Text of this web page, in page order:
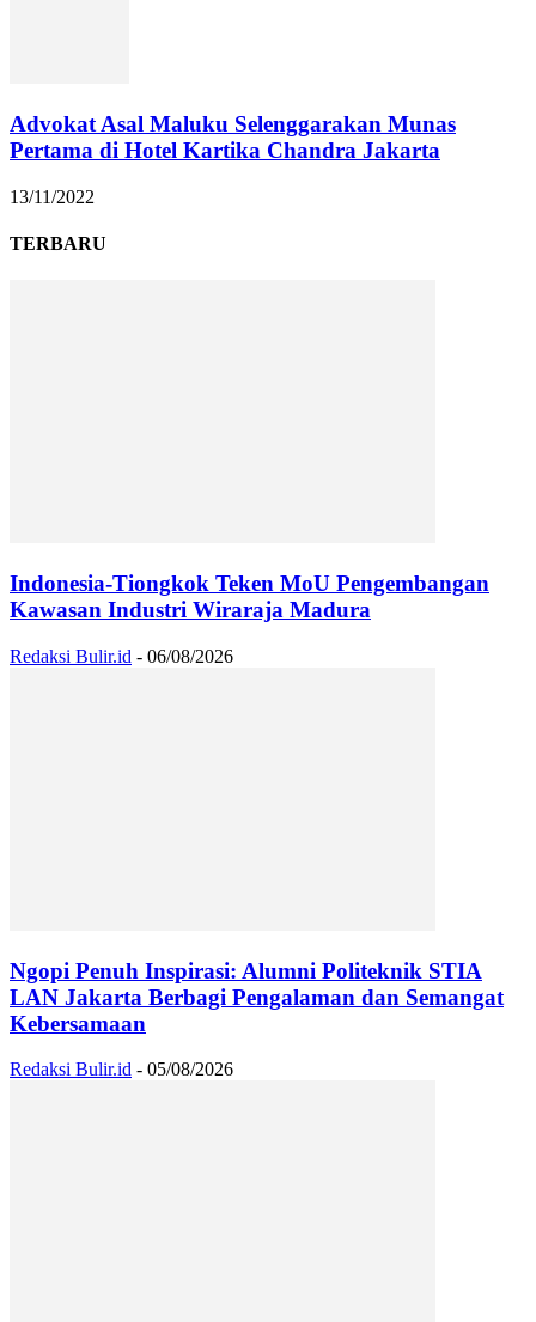
Advokat Asal Maluku Selenggarakan Munas
Pertama di Hotel Kartika Chandra Jakarta
13/11/2022
TERBARU
Indonesia-Tiongkok Teken MoU Pengembangan
Kawasan Industri Wiraraja Madura
Redaksi Bulir.id - 06/08/2026
Ngopi Penuh Inspirasi: Alumni Politeknik STIA
LAN Jakarta Berbagi Pengalaman dan Semangat
Kebersamaan
Redaksi Bulir.id - 05/08/2026